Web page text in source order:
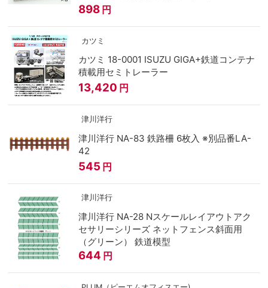
898 円
カツミ
カツミ 18-0001 ISUZU GIGA+鉄道コンテナ
積載用セミトレーラー
13,420 円
津川洋行
津川洋行 NA-83 鉄路柵 6枚入 ※別品番LA-
42
545 円
津川洋行
津川洋行 NA-28 Nスケールレイアウトアク
セサリーシリーズ ネットフェンス斜面用
（グリーン） 鉄道模型
644 円